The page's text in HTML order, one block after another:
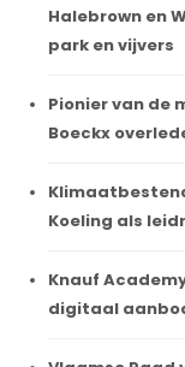
Halebrown en
park en vijvers
Pionier van de
Boeckx
Koeling als
Knauf
digitaal